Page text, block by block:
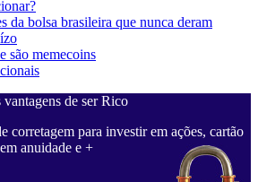
da bolsa brasileira que nunca deram
são memecoins
vantagens de ser Rico
corretagem para investir em ações, cartão
anuidade e +